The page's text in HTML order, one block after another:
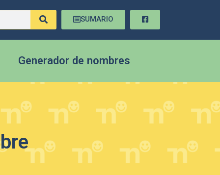
SUMARIO
Generador de nombres